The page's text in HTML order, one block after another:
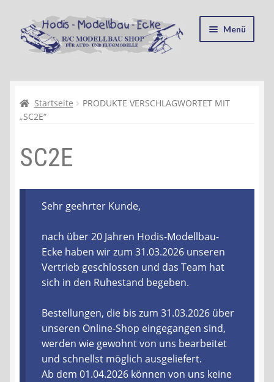
Zur
Navigation
springen
Zum
Inhalt
springen
Menü
Kasse
Recycling, Entsorgung und Umwelt
Shop
Warenkorb
Ablauf einer Bestellung
Zahlungsarten
Lieferzeit & Verfügbarkeit
Startseite
PRODUKTE VERSCHLAGWORTET MIT
„SC2E“
SC2E
Sehr geehrter Kunde,
nach über 20 Jahren Hodis-Modellbau-
Ecke haben wir zum 31.03.2026 unseren
Vertrieb geschlossen und das Team hat
sich in den Ruhestand begeben.
Bestellungen, die bis zum 31.03.2026 über
unseren Online-Shop eingegangen sind,
werden wie gewohnt von uns bearbeitet
und schnellst möglich ausgeliefert.
Ab dem 01.04.2026 können von uns keine